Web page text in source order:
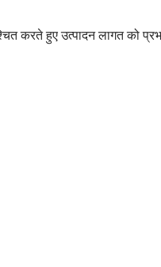
करते हुए उत्पादन लागत को